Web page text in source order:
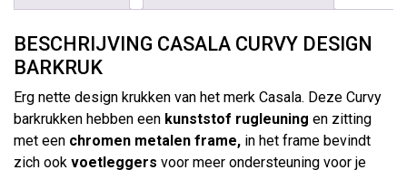
BESCHRIJVING CASALA CURVY DESIGN
BARKRUK
Erg nette design krukken van het merk Casala. Deze Curvy
barkrukken hebben een kunststof rugleuning en zitting
met een chromen metalen frame, in het frame bevindt
zich ook voetleggers voor meer ondersteuning voor je